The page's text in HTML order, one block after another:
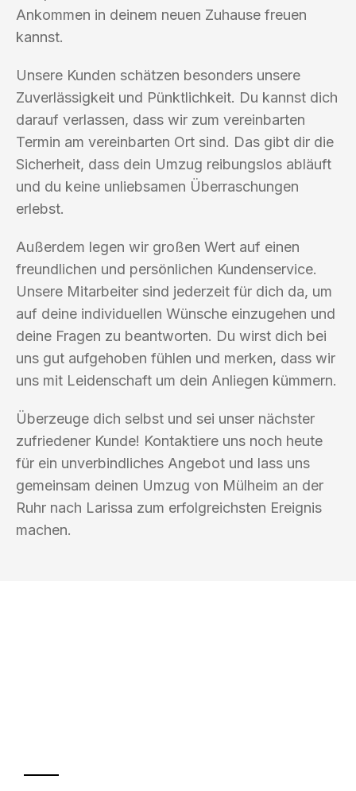
Ankommen in deinem neuen Zuhause freuen
kannst.
Unsere Kunden schätzen besonders unsere
Zuverlässigkeit und Pünktlichkeit. Du kannst dich
darauf verlassen, dass wir zum vereinbarten
Termin am vereinbarten Ort sind. Das gibt dir die
Sicherheit, dass dein Umzug reibungslos abläuft
und du keine unliebsamen Überraschungen
erlebst.
Außerdem legen wir großen Wert auf einen
freundlichen und persönlichen Kundenservice.
Unsere Mitarbeiter sind jederzeit für dich da, um
auf deine individuellen Wünsche einzugehen und
deine Fragen zu beantworten. Du wirst dich bei
uns gut aufgehoben fühlen und merken, dass wir
uns mit Leidenschaft um dein Anliegen kümmern.
Überzeuge dich selbst und sei unser nächster
zufriedener Kunde! Kontaktiere uns noch heute
für ein unverbindliches Angebot und lass uns
gemeinsam deinen Umzug von Mülheim an der
Ruhr nach Larissa zum erfolgreichsten Ereignis
machen.